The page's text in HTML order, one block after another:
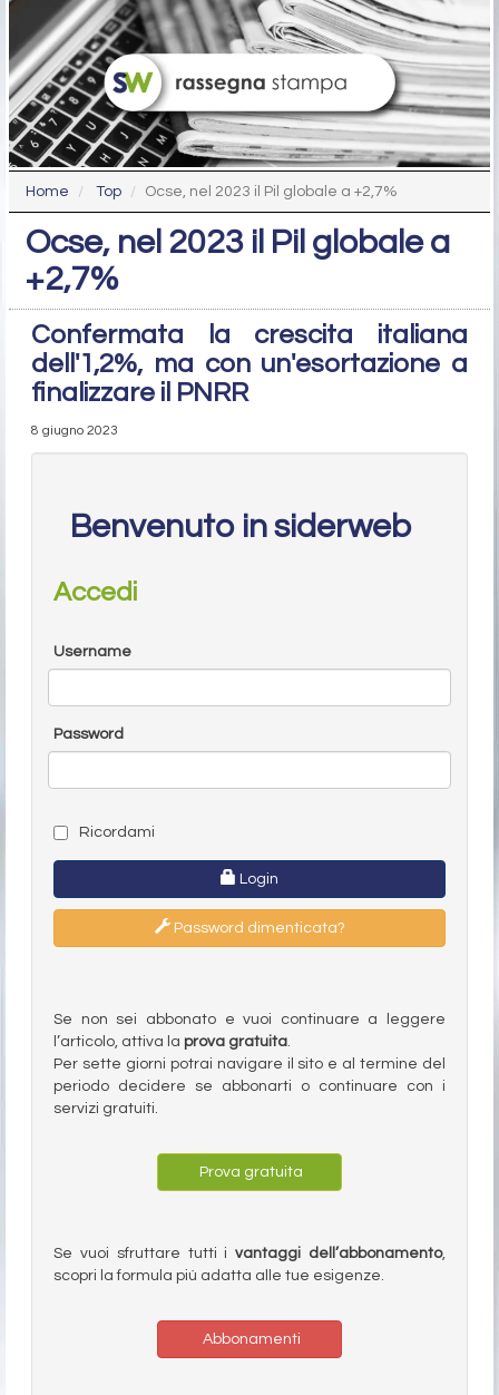
Home Top Ocse, nel 2023 il Pil globale a +2,7%
Ocse, nel 2023 il Pil globale a
+2,7%
Confermata la crescita italiana
dell'1,2%, ma con un'esortazione a
finalizzare il PNRR
8 giugno 2023
Benvenuto in siderweb
Accedi
Username
Password
Ricordami
Login
Password dimenticata?
Se non sei abbonato e vuoi continuare a leggere
l’articolo, attiva la prova gratuita.
Per sette giorni potrai navigare il sito e al termine del
periodo decidere se abbonarti o continuare con i
servizi gratuiti.
Prova gratuita
Se vuoi sfruttare tutti ivantaggi dell’abbonamento,
scopri la formula più adatta alle tue esigenze.
Abbonamenti